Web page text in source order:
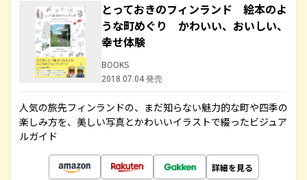
とっておきのフィンランド 絵本のよ
うな町めぐり かわいい、おいしい、
幸せ体験
BOOKS
2018.07.04 発売
人気の旅先フィンランドの、まだ知らない魅力的な町や四季の
楽しみ方を、美しい写真とかわいいイラストで綴ったビジュア
ルガイド
詳細を見る